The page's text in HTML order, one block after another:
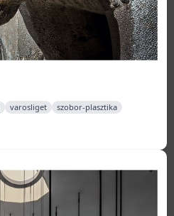
varosliget szobor-plasztika